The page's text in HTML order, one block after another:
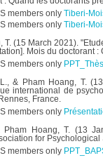
Tiberi-
Tiberi-
T. (15 March 2021).
Mois du doctorant
& Pham Hoang, T.
international de
France.
Hoang, T. (13
for